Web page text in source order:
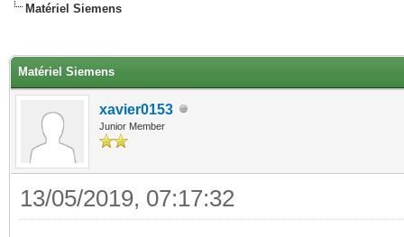
Matériel Siemens
Matériel Siemens
xavier0153
Junior Member
13/05/2019, 07:17:32